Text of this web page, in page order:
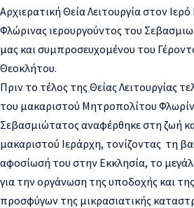
Αρχιερατική Θεία Λειτουργία στον
Φλώρινας ιερουργούντος του
μας και συμπροσευχομένου του
Θεοκλήτου.
Πριν το τέλος της Θείας Λειτουργίας
του μακαριστού Μητροπολίτου
Σεβασμιώτατος αναφέρθηκε στη ζωή
μακαριστού Ιεράρχη, τονίζοντας τη
αφοσίωσή του στην Εκκλησία, το
για την οργάνωση της υποδοχής και
προσφύγων της μικρασιατικής